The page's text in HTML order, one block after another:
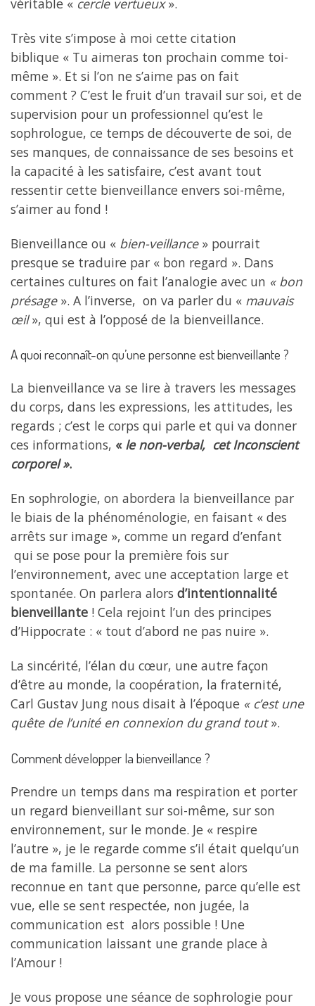
Très vite s’impose à moi cette citation
biblique « Tu aimeras ton prochain comme toi-
même ». Et si l’on ne s’aime pas on fait
comment ? C’est le fruit d’un travail sur soi, et de
supervision pour un professionnel qu’est le
sophrologue, ce temps de découverte de soi, de
ses manques, de connaissance de ses besoins et
la capacité à les satisfaire, c’est avant tout
ressentir cette bienveillance envers soi-même,
s’aimer au fond !
Bienveillance ou « bien-veillance» pourrait
presque se traduire par « bon regard ». Dans
certaines cultures on fait l’analogie avec un « bon
présage». A l’inverse, on va parler du « mauvais
œil», qui est à l’opposé de la bienveillance.
A quoi reconnaît-on qu’une personne est bienveillante ?
La bienveillance va se lire à travers les messages
du corps, dans les expressions, les attitudes, les
regards ; c’est le corps qui parle et qui va donner
ces informations, « le non-verbal, cet Inconscient
corporel ».
En sophrologie, on abordera la bienveillance par
le biais de la phénoménologie, en faisant « des
arrêts sur image », comme un regard d’enfant
qui se pose pour la première fois sur
l’environnement, avec une acceptation large et
spontanée. On parlera alors d’intentionnalité
bienveillante ! Cela rejoint l’un des principes
d’Hippocrate : « tout d’abord ne pas nuire ».
La sincérité, l’élan du cœur, une autre façon
d’être au monde, la coopération, la fraternité,
Carl Gustav Jung nous disait à l’époque « c’est une
quête de l’unité en connexion du grand tout».
Comment développer la bienveillance ?
Prendre un temps dans ma respiration et porter
un regard bienveillant sur soi-même, sur son
environnement, sur le monde. Je « respire
l’autre », je le regarde comme s’il était quelqu’un
de ma famille. La personne se sent alors
reconnue en tant que personne, parce qu’elle est
vue, elle se sent respectée, non jugée, la
communication est alors possible ! Une
communication laissant une grande place à
l’Amour !
Je vous propose une séance de sophrologie pour